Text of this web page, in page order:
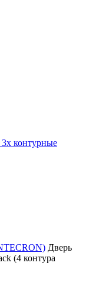
контурные
Дверь
(4 контура